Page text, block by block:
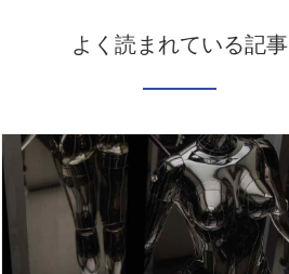
よく読まれている記事